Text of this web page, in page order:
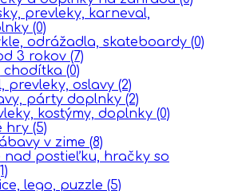
prevleky, karneval,
(0)
odrážadla, skateboardy (0)
3 rokov (7)
chodítka (0)
prevleky, oslavy (2)
párty doplnky (2)
kostýmy, doplnky (0)
hry (5)
v zime (8)
nad postieľku, hračky so
lego, puzzle (5)